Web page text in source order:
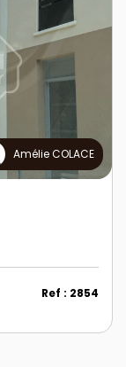
Amélie COLACE
Ref : 2854